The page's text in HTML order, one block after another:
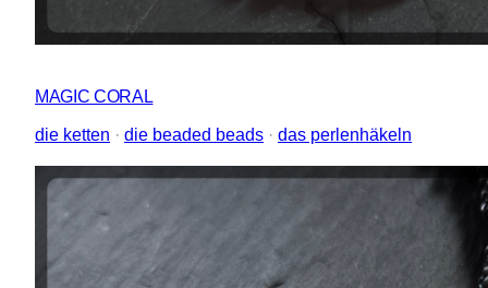
MAGIC CORAL
die ketten · die beaded beads · das perlenhäkeln